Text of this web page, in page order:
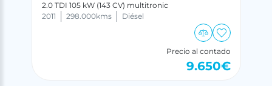
2.0 TDI 105 kW (143 CV) multitronic
2011
298.000kms Diésel
Precio al contado
9.650€